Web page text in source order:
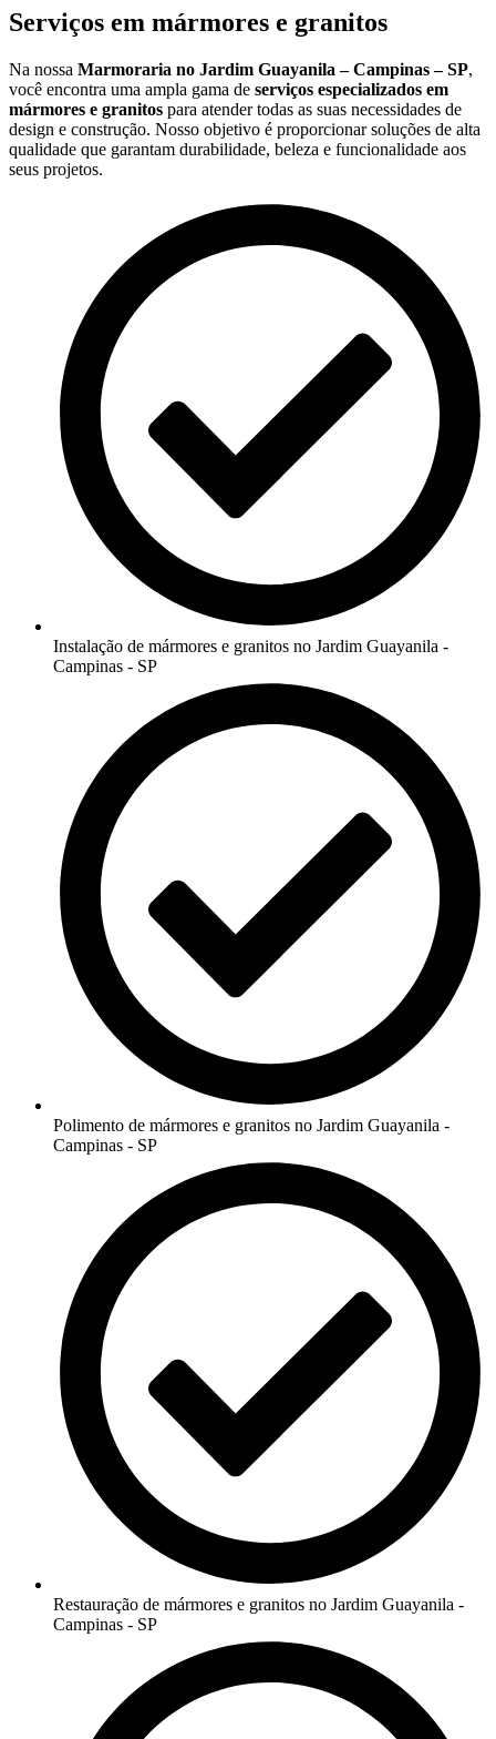
Serviços em mármores e granitos
Na nossa Marmoraria no Jardim Guayanila – Campinas – SP,
você encontra uma ampla gama de serviços especializados em
mármores e granitos para atender todas as suas necessidades de
design e construção. Nosso objetivo é proporcionar soluções de alta
qualidade que garantam durabilidade, beleza e funcionalidade aos
seus projetos.
Instalação de mármores e granitos no Jardim Guayanila -
Campinas - SP
Polimento de mármores e granitos no Jardim Guayanila -
Campinas - SP
Restauração de mármores e granitos no Jardim Guayanila -
Campinas - SP